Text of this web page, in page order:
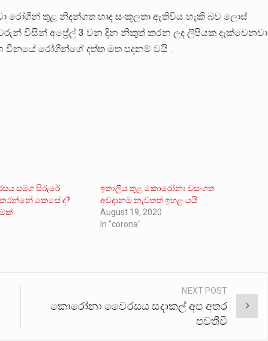
තුළ නිදන්ගත හෘද සංකූලතා ඇතිවිය හැකි බව ලොස්
විසින් අප්‍රේල් 3 වන දින නිකුත් කරන ලද ලිපියක දැක්වෙනවා
රෝගීන්ගේ දත්ත මත පදනම් වයි .
සමග සිරුරේ
කෙසේ ද?
ඉතාලිය තුළ කොරෝනා වසංගත
අවදානම නැවතත් ඉහළ යයි
August 19, 2020
In "corona"
NEXT POST
කොරෝනා වෛරසය සදාකල් අප අතර
පවතීවි